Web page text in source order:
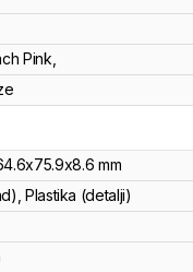
Pink,
x75.9x8.6 mm
Plastika (detalji)